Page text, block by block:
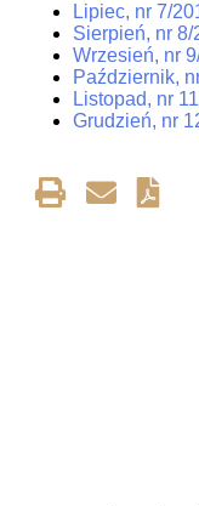
Lipiec, nr 7/
Sierpień, nr 8/
Wrzesień, nr
Październik,
Listopad, nr
Grudzień, nr